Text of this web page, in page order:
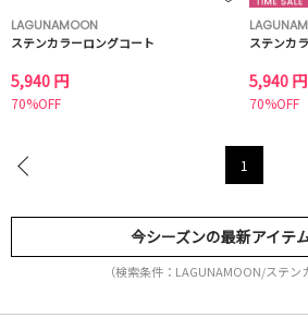
LAGUNAMOON
ステンカラーロングコート
5,940 円
70%OFF
ステンカ
5,940 円
70%OFF
1
今シーズンの最新アイテ
（検索条件：LAGUNAMOON/ステン